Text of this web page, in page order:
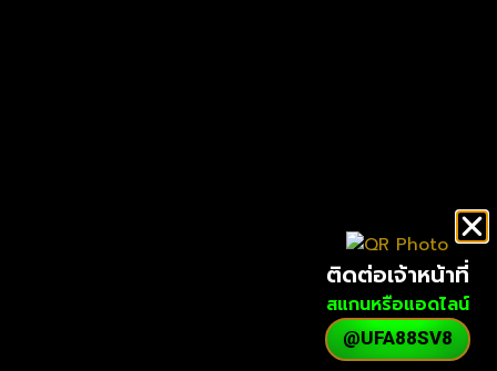
ติดต่อเจ้าหน้าที่
สแกนหรือแอดไลน์
@UFA88SV8